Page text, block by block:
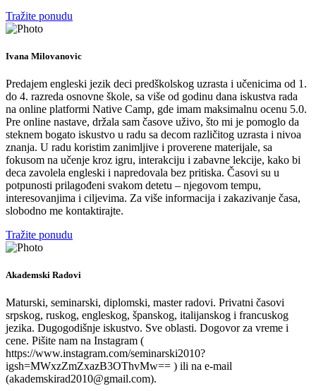
Tražite ponudu
Ivana Milovanovic
Predajem engleski jezik deci predškolskog uzrasta i učenicima od 1.
do 4. razreda osnovne škole, sa više od godinu dana iskustva rada
na online platformi Native Camp, gde imam maksimalnu ocenu 5.0.
Pre online nastave, držala sam časove uživo, što mi je pomoglo da
steknem bogato iskustvo u radu sa decom različitog uzrasta i nivoa
znanja. U radu koristim zanimljive i proverene materijale, sa
fokusom na učenje kroz igru, interakciju i zabavne lekcije, kako bi
deca zavolela engleski i napredovala bez pritiska. Časovi su u
potpunosti prilagođeni svakom detetu – njegovom tempu,
interesovanjima i ciljevima. Za više informacija i zakazivanje časa,
slobodno me kontaktirajte.
Tražite ponudu
Akademski Radovi
Maturski, seminarski, diplomski, master radovi. Privatni časovi
srpskog, ruskog, engleskog, španskog, italijanskog i francuskog
jezika. Dugogodišnje iskustvo. Sve oblasti. Dogovor za vreme i
cene. Pišite nam na Instagram (
https://www.instagram.com/seminarski2010?
igsh=MWxzZmZxazB3OThvMw== ) ili na e-mail
(akademskirad2010@gmail.com).